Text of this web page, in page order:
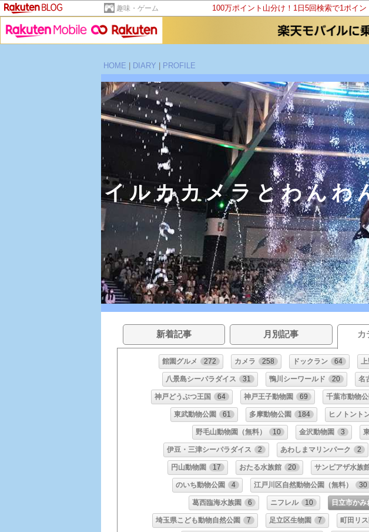
趣味・ゲーム 100万ポイント山分け！1日5回検索で1ポイン
HOME
DIARY PROFILE
イルカカメラとわん
新着記事 月別記事 カ
館園グルメ 272 カメラ 258 ドックラン 64 上
八景島シーパラダイス 31 鴨川シーワールド 20 名
神戸どうぶつ王国 64 神戸王子動物園 69 千葉市動物公
東武動物公園 61 多摩動物公園 184 ヒノトント
野毛山動物園（無料） 10 金沢動物園 3
伊豆・三津シーパラダイス 2 あわしまマリンパーク 2
円山動物園 17 おたる水族館 20 サンピアザ水族
のいち動物公園 4 江戸川区自然動物公園（無料） 30
葛西臨海水族園 6 ニフレル 10 日立市かみ
埼玉県こども動物自然公園 7 足立区生物園 7 町田リス